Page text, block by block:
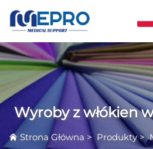
Wyroby z włókien
Strona Główna > Produkty>